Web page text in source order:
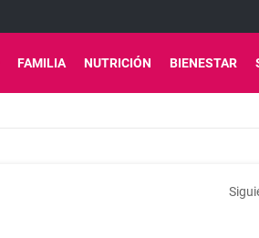
FAMILIA NUTRICIÓN BIENESTAR